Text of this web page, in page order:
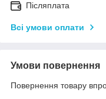
Післяплата
Всі умови оплати
Умови повернення
Повернення товару